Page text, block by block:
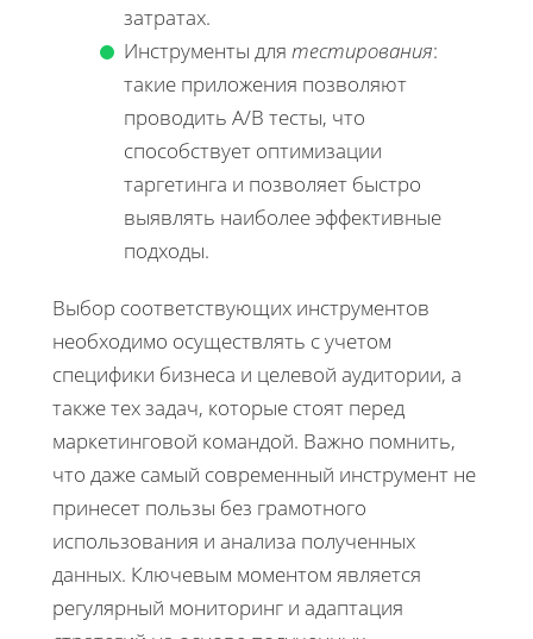
затратах.
Инструменты для тестирования:
такие приложения позволяют
проводить A/B тесты, что
способствует оптимизации
таргетинга и позволяет быстро
выявлять наиболее эффективные
подходы.
Выбор соответствующих инструментов
необходимо осуществлять с учетом
специфики бизнеса и целевой аудитории, а
также тех задач, которые стоят перед
маркетинговой командой. Важно помнить,
что даже самый современный инструмент не
принесет пользы без грамотного
использования и анализа полученных
данных. Ключевым моментом является
регулярный мониторинг и адаптация